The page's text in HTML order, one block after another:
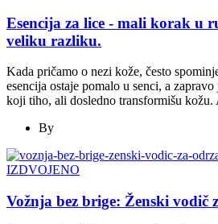
Esencija za lice - mali korak u
veliku razliku.
Kada pričamo o nezi kože, često
esencija ostaje pomalo u senci, a
koji tiho, ali dosledno transformišu
By
IZDVOJENO
Vožnja bez brige: Ženski vodič